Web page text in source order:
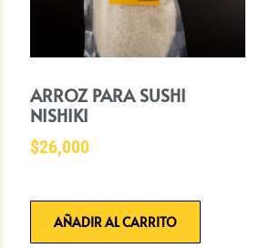
ARROZ PARA SUSHI
NISHIKI
$26,000
AÑADIR AL CARRITO